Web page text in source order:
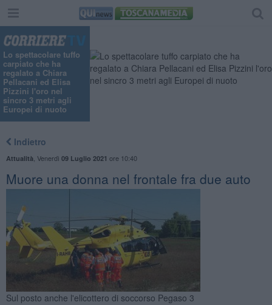
Lo spettacolare tuffo
carpiato che ha
regalato a Chiara
Pellacani ed Elisa
Pizzini l'oro nel
sincro 3 metri agli
Europei di nuoto
Indietro
Attualità Venerdì 09 Luglio 2021 ore 10:40
Muore una donna nel frontale fra due auto
Sul posto anche l'elicottero di soccorso Pegaso 3